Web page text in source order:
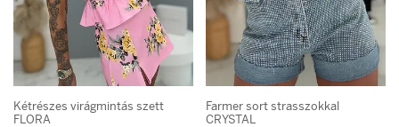
Kétrészes virágmintás szett
FLORA
Farmer sort strasszokkal
CRYSTAL